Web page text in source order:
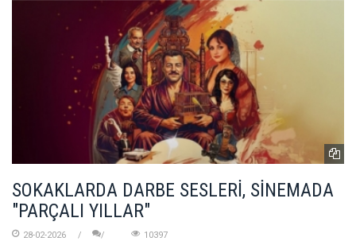
SOKAKLARDA DARBE SESLERİ, SİNEMADA
"PARÇALI YILLAR"
28-02-2026 10397